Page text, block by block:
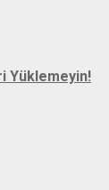
Yüklemeyin!